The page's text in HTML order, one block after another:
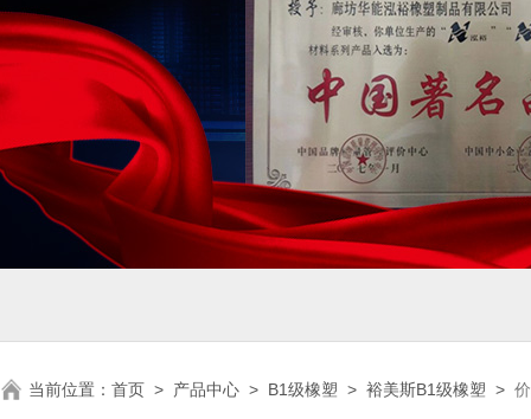
当前位置： 首页 > 产品中心 > B1级橡塑 > 裕美斯B1级橡塑 >